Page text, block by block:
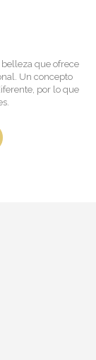
que ofrece
Un concepto
por lo que